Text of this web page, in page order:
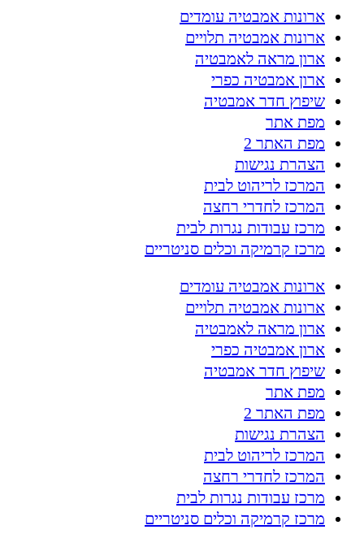
ארונות אמבטיה עומדים
ארונות אמבטיה תלויים
ארון מראה לאמבטיה
ארון אמבטיה כפרי
שיפוץ חדר אמבטיה
מפת אתר
מפת האתר 2
הצהרת נגישות
המרכז לריהוט לבית
המרכז לחדרי רחצה
מרכז עבודות נגרות לבית
מרכז קרמיקה וכלים סניטריים
ארונות אמבטיה עומדים
ארונות אמבטיה תלויים
ארון מראה לאמבטיה
ארון אמבטיה כפרי
שיפוץ חדר אמבטיה
מפת אתר
מפת האתר 2
הצהרת נגישות
המרכז לריהוט לבית
המרכז לחדרי רחצה
מרכז עבודות נגרות לבית
מרכז קרמיקה וכלים סניטריים